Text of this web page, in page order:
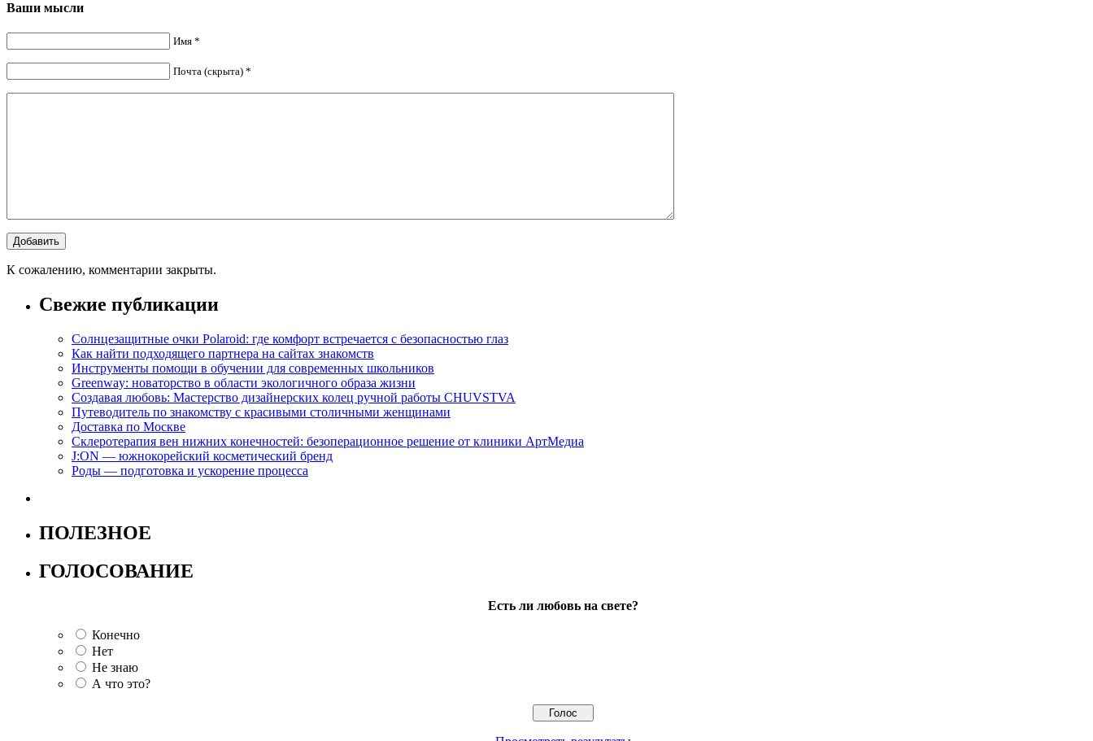
Ваши мысли
Имя *
Почта (скрыта) *
К сожалению, комментарии закрыты.
Свежие публикации
Солнцезащитные очки Polaroid: где комфорт встречается с безопасностью глаз
Как найти подходящего партнера на сайтах знакомств
Инструменты помощи в обучении для современных школьников
Greenway: новаторство в области экологичного образа жизни
Создавая любовь: Мастерство дизайнерских колец ручной работы CHUVSTVA
Путеводитель по знакомству с красивыми столичными женщинами
Доставка по Москве
Склеротерапия вен нижних конечностей: безоперационное решение от клиники АртМедиа
J:ON — южнокорейский косметический бренд
Роды — подготовка и ускорение процесса
ПОЛЕЗНОЕ
ГОЛОСОВАНИЕ
Есть ли любовь на свете?
Конечно
Нет
Не знаю
А что это?